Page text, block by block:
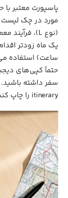
پاسپورت معتبر با
مورد در چک لیست
ساعت) استفاده
حتماً کپی‌های
سفر داشته
itinerary را چاپ کنید تا راحت‌تر بتوانید از گمرک عبور کنید.